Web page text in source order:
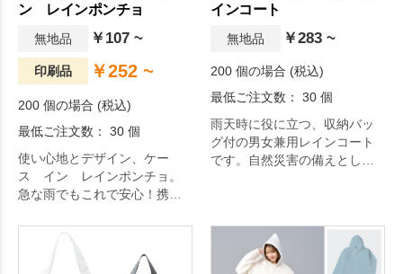
ン レインポンチョ
無地品 ￥107 ~
印刷品 ￥252 ~
200 個の場合 (税込)
最低ご注文数： 30 個
使い心地とデザイン、ケー
ス イン レインポンチョ。
急な雨でもこれで安心！携帯
ック付きなのでかばんやスト
ラップにつけて持ち運べるの
で、屋外イベントに持ってい
インコート
無地品 ￥283 ~
200 個の場合 (税込)
最低ご注文数： 30 個
雨天時に役に立つ、収納バッ
グ付の男女兼用レインコート
です。自然災害の備えとして